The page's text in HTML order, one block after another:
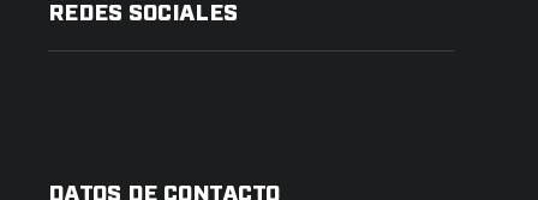
REDES SOCIALES
DATOS DE CONTACTO